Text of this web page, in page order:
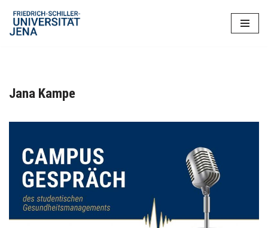
Zum
Jana Kampe